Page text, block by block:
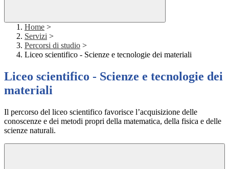
Home >
Servizi >
Percorsi di studio >
Liceo scientifico - Scienze e tecnologie dei materiali
Liceo scientifico - Scienze e tecnologie dei
materiali
Il percorso del liceo scientifico favorisce l’acquisizione delle
conoscenze e dei metodi propri della matematica, della fisica e delle
scienze naturali.